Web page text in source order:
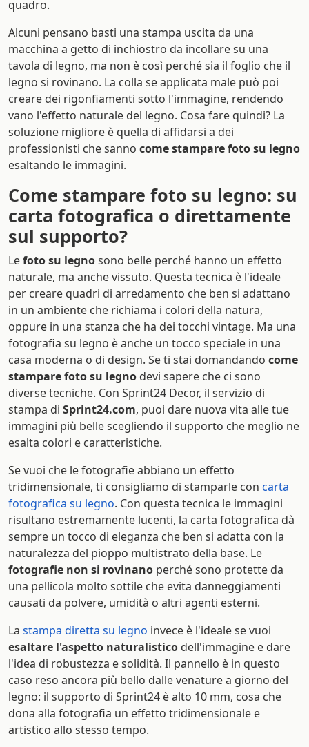
quadro.
Alcuni pensano basti una stampa uscita da una
macchina a getto di inchiostro da incollare su una
tavola di legno, ma non è così perché sia il foglio che il
legno si rovinano. La colla se applicata male può poi
creare dei rigonfiamenti sotto l'immagine, rendendo
vano l'effetto naturale del legno. Cosa fare quindi? La
soluzione migliore è quella di affidarsi a dei
professionisti che sanno come stampare foto su legno
esaltando le immagini.
Come stampare foto su legno: su
carta fotografica o direttamente
sul supporto?
Lefoto su legnosono belle perché hanno un effetto
naturale, ma anche vissuto. Questa tecnica è l'ideale
per creare quadri di arredamento che ben si adattano
in un ambiente che richiama i colori della natura,
oppure in una stanza che ha dei tocchi vintage. Ma una
fotografia su legno è anche un tocco speciale in una
casa moderna o di design. Se ti stai domandando come
stampare foto su legno devi sapere che ci sono
diverse tecniche. Con Sprint24 Decor, il servizio di
stampa di Sprint24.com, puoi dare nuova vita alle tue
immagini più belle scegliendo il supporto che meglio ne
esalta colori e caratteristiche.
Se vuoi che le fotografie abbiano un effetto
tridimensionale, ti consigliamo di stamparle con carta
fotografica su legno. Con questa tecnica le immagini
risultano estremamente lucenti, la carta fotografica dà
sempre un tocco di eleganza che ben si adatta con la
naturalezza del pioppo multistrato della base. Le
fotografie non si rovinano perché sono protette da
una pellicola molto sottile che evita danneggiamenti
causati da polvere, umidità o altri agenti esterni.
La stampa diretta su legno invece è l'ideale se vuoi
esaltare l'aspetto naturalistico dell'immagine e dare
l'idea di robustezza e solidità. Il pannello è in questo
caso reso ancora più bello dalle venature a giorno del
legno: il supporto di Sprint24 è alto 10 mm, cosa che
dona alla fotografia un effetto tridimensionale e
artistico allo stesso tempo.